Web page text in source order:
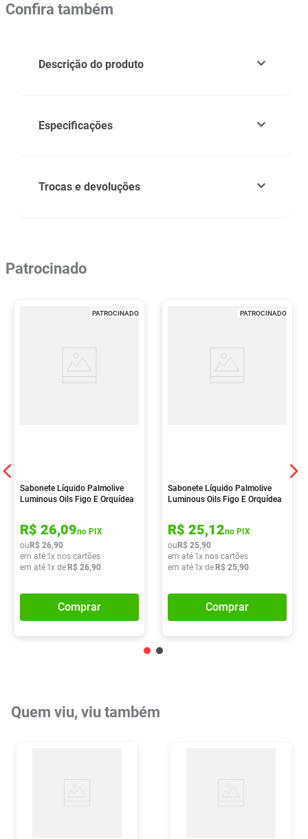
Confira também
Descrição do produto
Especificações
Trocas e devoluções
Patrocinado
PATROCINADO
Sabonete Líquido Palmolive
Luminous Oils Figo E Orquídea
R$ 26,09no PIX
ou R$ 26,90
em até 1x nos cartões
em até 1x de R$ 26,90
Comprar
PATROCINADO
Sabonete Líquido Palmolive
Luminous Oils Figo E Orquídea
R$ 25,12no PIX
ou R$ 25,90
em até 1x nos cartões
em até 1x de R$ 25,90
Comprar
Quem viu, viu também